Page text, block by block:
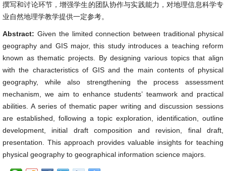
撰写和讨论环节，增强学生的团队协作与实践能力，对地理信息科学专
业自然地理学教学提供一定参考。
Abstract: Given the limited connection between traditional physical
geography and GIS major, this study introduces a teaching reform
known as thematic projects. By designing various topics that align
with the characteristics of GIS and the main contents of physical
geography, while also strengthening the process assessment
mechanism, we aim to enhance students’ teamwork and practical
abilities. A series of thematic paper writing and discussion sessions
are established, following a topic exploration, identification, outline
development, initial draft composition and revision, final draft,
presentation. This approach provides valuable insights for teaching
physical geography to geographical information science majors.